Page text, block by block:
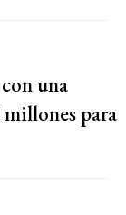
una
para